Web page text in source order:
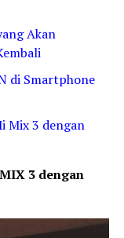
Akan
di Smartphone
Mix 3 dengan
3 dengan